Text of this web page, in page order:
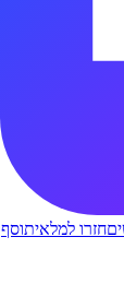
חזרו למלאיתוסף